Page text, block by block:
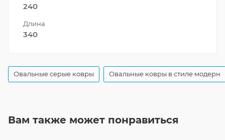
240
Длина
340
Овальные серые ковры Овальные ковры в стиле модерн
Вам также может понравиться